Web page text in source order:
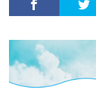
株式会社カメレオ
株式会社リクル
口コミ
合
営業職
固定